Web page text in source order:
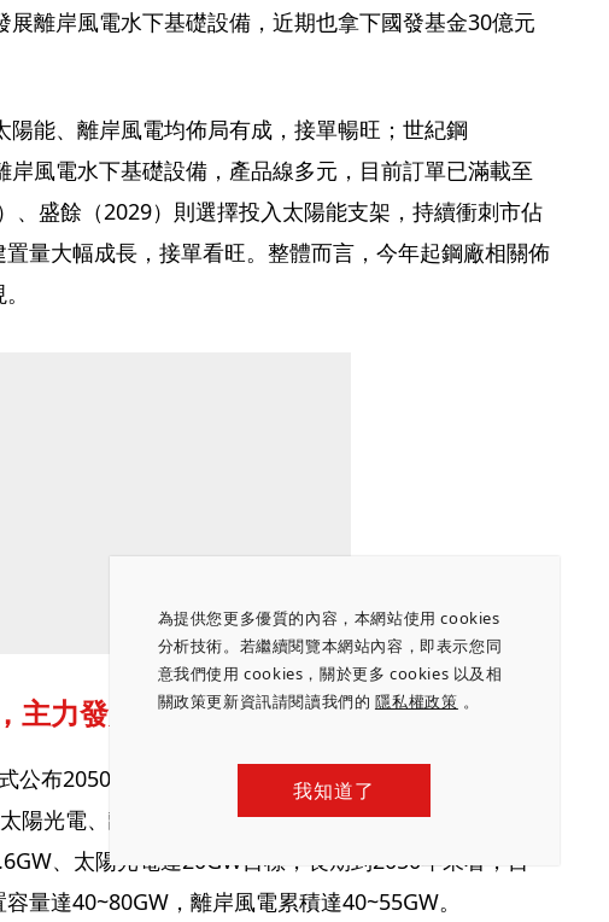
為提供您更多優質的內容，本網站使用 cookies
分析技術。若繼續閱覽本網站內容，即表示您同
意我們使用 cookies，關於更多 cookies 以及相
關政策更新資訊請閱讀我們的 隱私權政策 。
我知道了
展離岸風電水下基礎設備，近期也拿下國發基金30億元
陽能、離岸風電均佈局有成，接單暢旺；世紀鋼
岸風電水下基礎設備，產品線多元，目前訂單已滿載至
、盛餘（2029）則選擇投入太陽能支架，持續衝刺市佔
量大幅成長，接單看旺。整體而言，今年起鋼廠相關佈
主力發展太陽能、離岸風電
公布2050淨零碳排路徑，訂下2050年再生能源發電占比
陽光電、離岸風電為主要綠能來源，短期則設下2025年
、太陽光電達20GW目標，長期到2050年來看，目
量達40~80GW，離岸風電累積達40~55GW。